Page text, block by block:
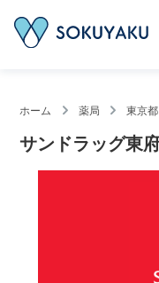
ホーム 薬局 東京都
サンドラッグ東